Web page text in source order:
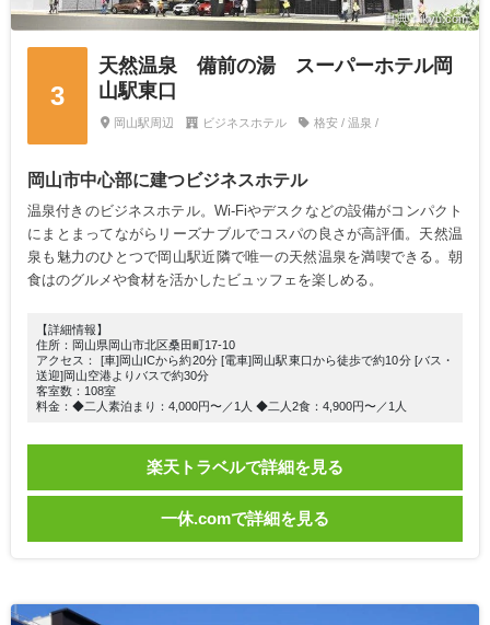
出典：ikyu.com
3
天然温泉 備前の湯 スーパーホテル岡
山駅東口
岡山駅周辺 ビジネスホテル 格安 / 温泉 /
岡山市中心部に建つビジネスホテル
温泉付きのビジネスホテル。Wi-Fiやデスクなどの設備がコンパクト
にまとまってながらリーズナブルでコスパの良さが高評価。天然温
泉も魅力のひとつで岡山駅近隣で唯一の天然温泉を満喫できる。朝
食はのグルメや食材を活かしたビュッフェを楽しめる。
【詳細情報】
住所：岡山県岡山市北区桑田町17-10
アクセス： [車]岡山ICから約20分 [電車]岡山駅東口から徒歩で約10分 [バス・
送迎]岡山空港よりバスで約30分
客室数：108室
料金：◆二人素泊まり：4,000円〜／1人 ◆二人2食：4,900円〜／1人
楽天トラベルで詳細を見る
一休.comで詳細を見る